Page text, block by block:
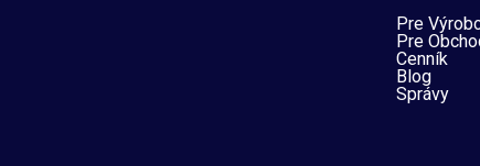
Pre
Pre
Cenník
Blog
Správy